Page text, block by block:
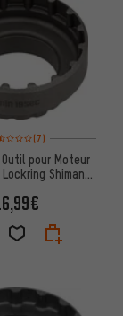
moyenne : 1,5 sur 5
(7)
pour Moteur
Shimano